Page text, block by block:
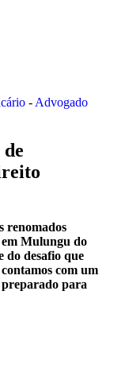
- Advogado
renomados
Mulungu do
do desafio que
com um
para